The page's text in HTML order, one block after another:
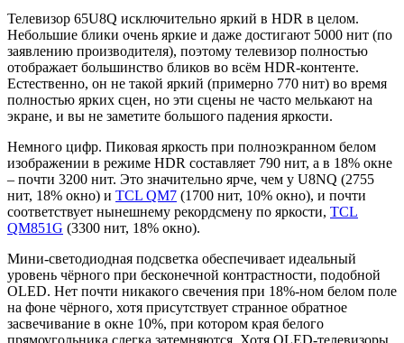
Телевизор 65U8Q исключительно яркий в HDR в целом.
Небольшие блики очень яркие и даже достигают 5000 нит (по
заявлению производителя), поэтому телевизор полностью
отображает большинство бликов во всём HDR-контенте.
Естественно, он не такой яркий (примерно 770 нит) во время
полностью ярких сцен, но эти сцены не часто мелькают на
экране, и вы не заметите большого падения яркости.
Немного цифр. Пиковая яркость при полноэкранном белом
изображении в режиме HDR составляет 790 нит, а в 18% окне
– почти 3200 нит. Это значительно ярче, чем у U8NQ (2755
нит, 18% окно) и TCL QM7 (1700 нит, 10% окно), и почти
соответствует нынешнему рекордсмену по яркости, TCL
QM851G (3300 нит, 18% окно).
Мини-светодиодная подсветка обеспечивает идеальный
уровень чёрного при бесконечной контрастности, подобной
OLED. Нет почти никакого свечения при 18%-ном белом поле
на фоне чёрного, хотя присутствует странное обратное
засвечивание в окне 10%, при котором края белого
прямоугольника слегка затемняются. Хотя OLED-телевизоры